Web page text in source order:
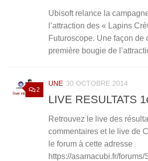
Ubisoft relance la
l’attraction des « Lapins
Futuroscope. Une façon de
première bougie de
2
UNE 30 OCTOBRE 2014
LIVE RESULTATS
Retrouvez le live des
commentaires et le live de
le forum à cette adresse
https://asamacubi.fr/